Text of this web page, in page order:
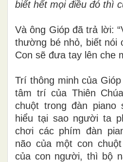
biết hết mọi điều đó thì
Và ông Gióp đã trả lời:
thường bé nhỏ, biết nói
Con sẽ đưa tay lên che
Trí thông minh của
tâm trí của Thiên
chuột trong đàn piano
hiểu tại sao người ta
chơi các phím đàn
não của một con
của con người, thì bộ